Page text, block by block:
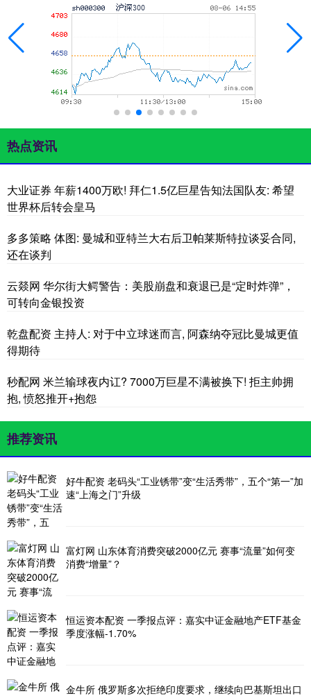
热点资讯
大业证券 年薪1400万欧! 拜仁1.5亿巨星告知法国队友: 希望
世界杯后转会皇马
多多策略 体图: 曼城和亚特兰大右后卫帕莱斯特拉谈妥合同,
还在谈判
云燚网 华尔街大鳄警告：美股崩盘和衰退已是“定时炸弹”，
可转向金银投资
乾盘配资 主持人: 对于中立球迷而言, 阿森纳夺冠比曼城更值
得期待
秒配网 米兰输球夜内讧? 7000万巨星不满被换下! 拒主帅拥
抱, 愤怒推开+抱怨
推荐资讯
好牛配资 老码头“工业锈带”变“生活秀带”，五个“第一”加
速“上海之门”升级
富灯网 山东体育消费突破2000亿元 赛事“流量”如何变
消费“增量”？
恒运资本配资 一季报点评：嘉实中证金融地产ETF基金
季度涨幅-1.70%
金牛所 俄罗斯多次拒绝印度要求，继续向巴基斯坦出口